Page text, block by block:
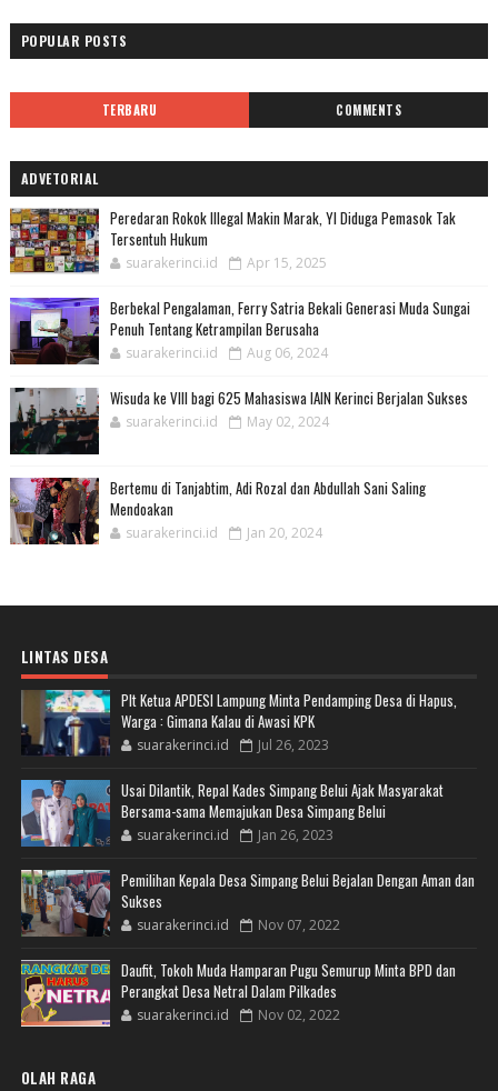
POPULAR POSTS
TERBARU COMMENTS
ADVETORIAL
Peredaran Rokok Illegal Makin Marak, YI Diduga Pemasok Tak
Tersentuh Hukum
suarakerinci.id Apr 15, 2025
Berbekal Pengalaman, Ferry Satria Bekali Generasi Muda Sungai
Penuh Tentang Ketrampilan Berusaha
suarakerinci.id Aug 06, 2024
Wisuda ke VIII bagi 625 Mahasiswa IAIN Kerinci Berjalan Sukses
suarakerinci.id May 02, 2024
Bertemu di Tanjabtim, Adi Rozal dan Abdullah Sani Saling
Mendoakan
suarakerinci.id Jan 20, 2024
LINTAS DESA
Plt Ketua APDESI Lampung Minta Pendamping Desa di Hapus,
Warga : Gimana Kalau di Awasi KPK
suarakerinci.id Jul 26, 2023
Usai Dilantik, Repal Kades Simpang Belui Ajak Masyarakat
Bersama-sama Memajukan Desa Simpang Belui
suarakerinci.id Jan 26, 2023
Pemilihan Kepala Desa Simpang Belui Bejalan Dengan Aman dan
Sukses
suarakerinci.id Nov 07, 2022
Daufit, Tokoh Muda Hamparan Pugu Semurup Minta BPD dan
Perangkat Desa Netral Dalam Pilkades
suarakerinci.id Nov 02, 2022
OLAH RAGA